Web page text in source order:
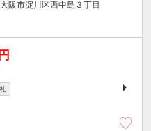
阪市淀川区西中島３丁目
礼